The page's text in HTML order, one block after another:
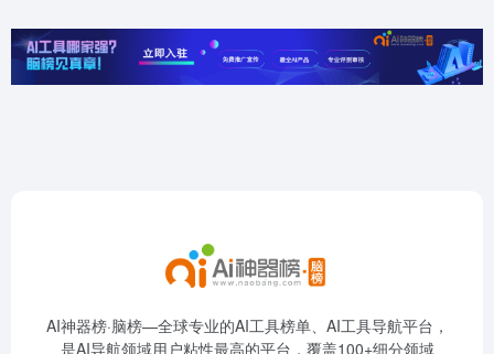
AI神器榜·脑榜—全球专业的AI工具榜单、AI工具导航平台，
是AI导航领域用户粘性最高的平台，覆盖100+细分领域